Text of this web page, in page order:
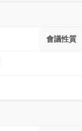
會議性質